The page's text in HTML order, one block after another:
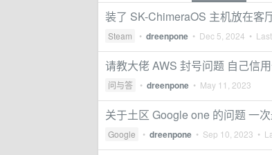
装了 SK-ChimeraOS 主机放在客
Steam • dreenpone • Dec 5, 2024 •
请教大佬 AWS 封号问题 自己信
问与答 • dreenpone • May 11, 2023
关于土区 Google one 的问题 一
Google • dreenpone • Sep 10, 2023 •